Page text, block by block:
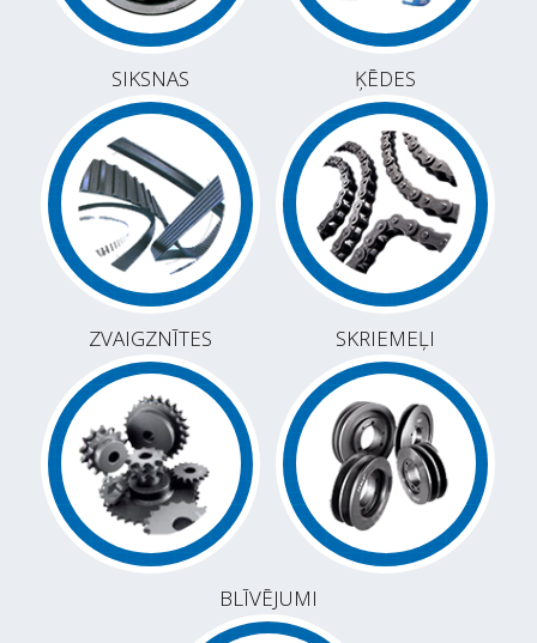
SIKSNAS ĶĒDES
ZVAIGZNĪTES SKRIEMEĻI
BLĪVĒJUMI